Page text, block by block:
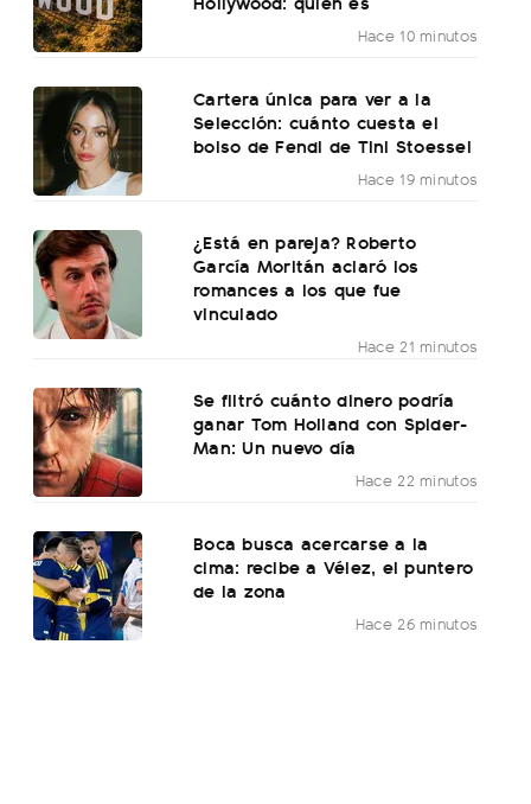
Hace 10 minutos
Cartera única para ver a la
Selección: cuánto cuesta el
bolso de Fendi de Tini Stoessel
Hace 19 minutos
¿Está en pareja? Roberto
García Moritán aclaró los
romances a los que fue
vinculado
Hace 21 minutos
Se filtró cuánto dinero podría
ganar Tom Holland con Spider-
Man: Un nuevo día
Hace 22 minutos
Boca busca acercarse a la
cima: recibe a Vélez, el puntero
de la zona
Hace 26 minutos